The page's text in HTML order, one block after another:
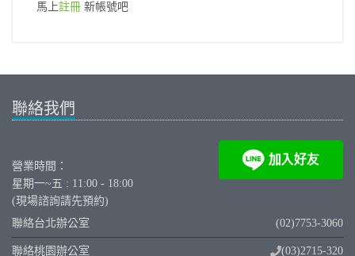
馬上註冊 新帳號吧
聯絡我們
營業時間：
星期一~五 : 11:00 - 18:00
(現場諮詢請先預約)
聯絡台北辦公室
(02)7753-3060
聯絡桃園辦公室 (03)2715-320